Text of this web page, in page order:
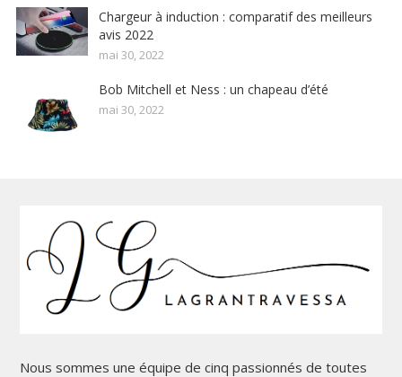
Chargeur à induction : comparatif des meilleurs
avis 2022
mai 30, 2022
Bob Mitchell et Ness : un chapeau d’été
mai 30, 2022
Nous sommes une équipe de cinq passionnés de toutes